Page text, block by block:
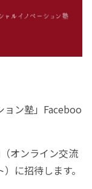
ョン塾」Faceboo
オンライン交流
に招待します。